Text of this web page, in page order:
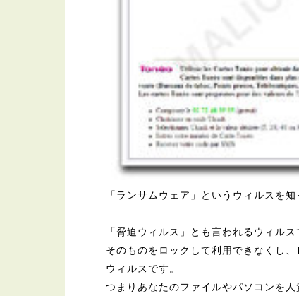
「ランサムウェア」というウィルスを
「脅迫ウィルス」とも言われるウィル
そのものをロックして利用できなくし、
ウィルスです。
つまりあなたのファイルやパソコンを人